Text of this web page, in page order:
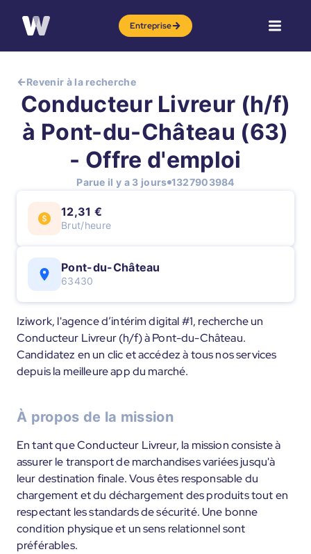
Entreprise
Revenir à la recherche
Conducteur Livreur (h/f)
à Pont-du-Château (63)
- Offre d'emploi
Parue il y a 3 jours 1327903984
12,31 €
Brut/heure
Pont-du-Château
63430
Iziwork, l'agence d’intérim digital #1, recherche un
Conducteur Livreur (h/f) à Pont-du-Château.
Candidatez en un clic et accédez à tous nos services
depuis la meilleure app du marché.
À propos de la mission
En tant que Conducteur Livreur, la mission consiste à
assurer le transport de marchandises variées jusqu'à
leur destination finale. Vous êtes responsable du
chargement et du déchargement des produits tout en
respectant les standards de sécurité. Une bonne
condition physique et un sens relationnel sont
préférables.